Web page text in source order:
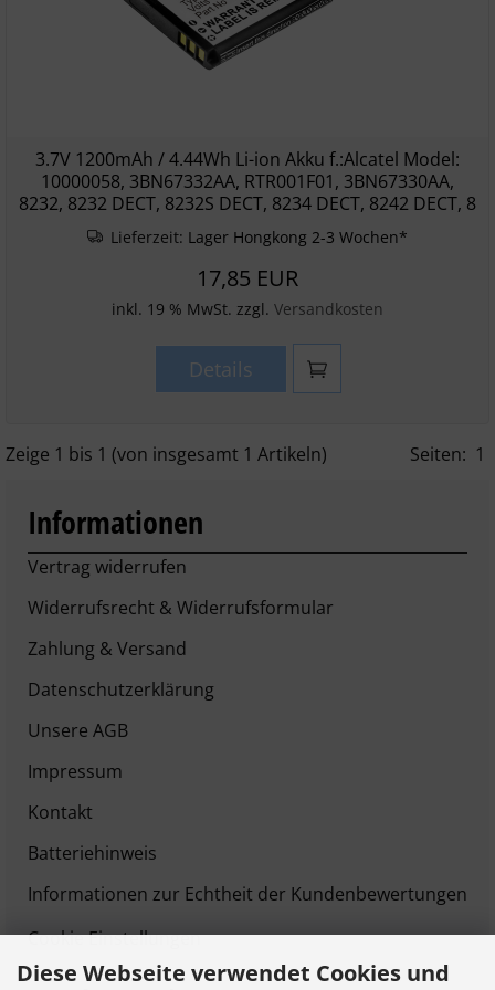
3.7V 1200mAh / 4.44Wh Li-ion Akku f.:Alcatel Model:
10000058, 3BN67332AA, RTR001F01, 3BN67330AA,
8232, 8232 DECT, 8232S DECT, 8234 DECT, 8242 DECT, 8
Lieferzeit: Lager Hongkong 2-3 Wochen*
17,85 EUR
inkl. 19 % MwSt. zzgl. Versandkosten
Details
Zeige 1 bis 1 (von insgesamt 1 Artikeln) Seiten: 1
Informationen
Vertrag widerrufen
Widerrufsrecht & Widerrufsformular
Zahlung & Versand
Datenschutzerklärung
Unsere AGB
Impressum
Kontakt
Batteriehinweis
Informationen zur Echtheit der Kundenbewertungen
Cookie Einstellungen
Diese Webseite verwendet Cookies und